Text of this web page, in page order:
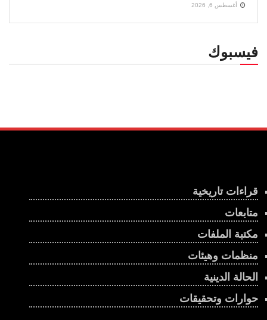
أغسطس 6, 2026
فيسبوك
قراءات تاريخية
متابعات
مكتبة الملفات
منظمات وهيئات
الحالة الدينية
حوارات وتحقيقات